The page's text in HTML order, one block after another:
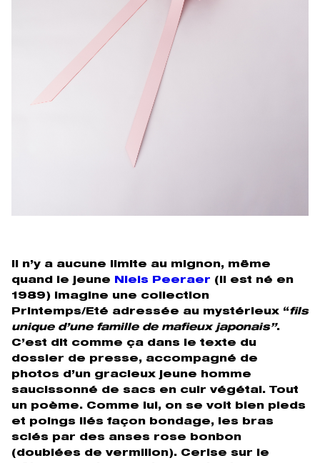
Il n’y a aucune limite au mignon, même
quand le jeune
Niels Peeraer (il est né en
1989) imagine une collection
Printemps/Eté adressée au mystérieux “fils
unique d’une famille de mafieux japonais”.
C’est dit comme ça dans le texte du
dossier de presse, accompagné de
photos d’un gracieux jeune homme
saucissonné de sacs en cuir végétal. Tout
un poème. Comme lui, on se voit bien pieds
et poings liés façon bondage, les bras
sciés par des anses rose bonbon
(doublées de vermillon). Cerise sur le